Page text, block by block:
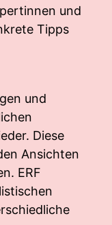
und
Tipps
und
Diese
Ansichten
ERF